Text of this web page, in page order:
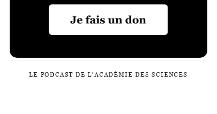
LE PODCAST DE L’ACADÉMIE DES SCIENCES